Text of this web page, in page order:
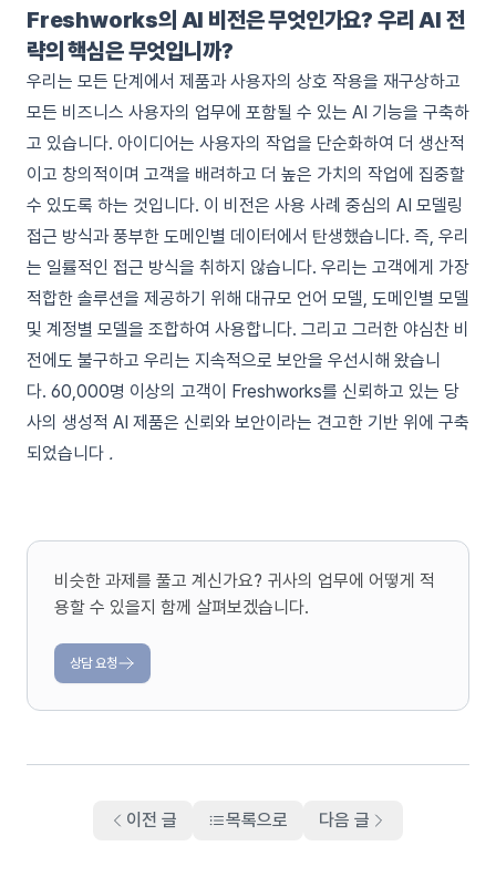
Freshworks의 AI 비전은 무엇인가요? 우리 AI 전
략의 핵심은 무엇입니까?
우리는 모든 단계에서 제품과 사용자의 상호 작용을 재구상하고
모든 비즈니스 사용자의 업무에 포함될 수 있는 AI 기능을 구축하
고 있습니다. 아이디어는 사용자의 작업을 단순화하여 더 생산적
이고 창의적이며 고객을 배려하고 더 높은 가치의 작업에 집중할
수 있도록 하는 것입니다. 이 비전은 사용 사례 중심의 AI 모델링
접근 방식과 풍부한 도메인별 데이터에서 탄생했습니다. 즉, 우리
는 일률적인 접근 방식을 취하지 않습니다. 우리는 고객에게 가장
적합한 솔루션을 제공하기 위해 대규모 언어 모델, 도메인별 모델
및 계정별 모델을 조합하여 사용합니다. 그리고 그러한 야심찬 비
전에도 불구하고 우리는 지속적으로 보안을 우선시해 왔습니
다. 60,000명 이상의 고객이 Freshworks를 신뢰하고 있는 당
사의 생성적 AI 제품은 신뢰와 보안이라는 견고한 기반 위에 구축
되었습니다 .
비슷한 과제를 풀고 계신가요? 귀사의 업무에 어떻게 적
용할 수 있을지 함께 살펴보겠습니다.
상담 요청
이전 글 목록으로 다음 글